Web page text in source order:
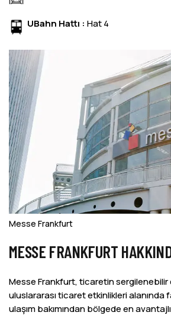
UBahn Hattı : Hat 4
Messe Frankfurt
MESSE FRANKFURT
Messe Frankfurt, ticaretin sergilenebilir
uluslararası ticaret etkinlikleri
ulaşım bakımından bölgede en